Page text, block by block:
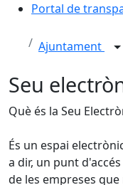
Portal de
Ajuntament
Seu
Què és la Seu
És un espai
a dir, un punt
de les empreses